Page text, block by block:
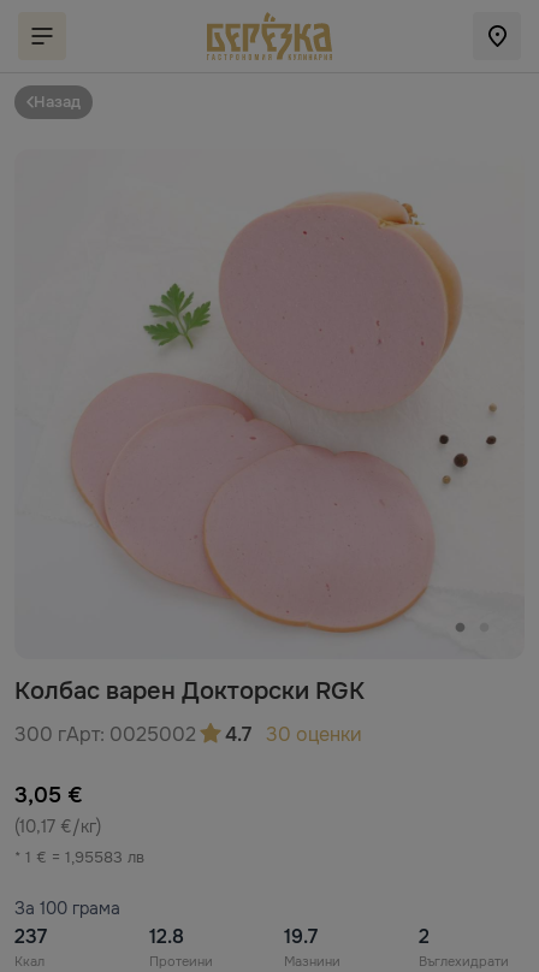
Назад
Колбас варен Докторски RGK
300 гАрт: 0025002 4.7 30 оценки
3,05 €
(10,17 €/кг)
* 1 € = 1,95583 лв
За 100 грама
237
Ккал
12.8
Протеини
19.7
Мазнини
2
Въглехидрати